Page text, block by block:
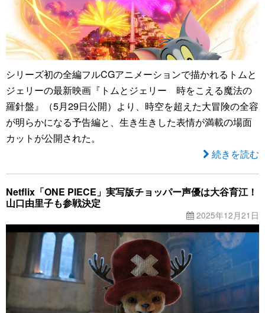
シリーズ初の全編フルCGアニメーションで描かれるトムと
ジェリーの最新映画『トムとジェリー 時をこえる魔法の
羅針盤』（5月29日公開）より、時空を超えた大冒険の全容
が明らかになる予告編と、生き生きした表情が満載の場面
カットが公開された。
続きを読む
Netflix「ONE PIECE」実写版チョッパー声優は大谷育江！
山口由里子も参戦決定
2025年12月21日